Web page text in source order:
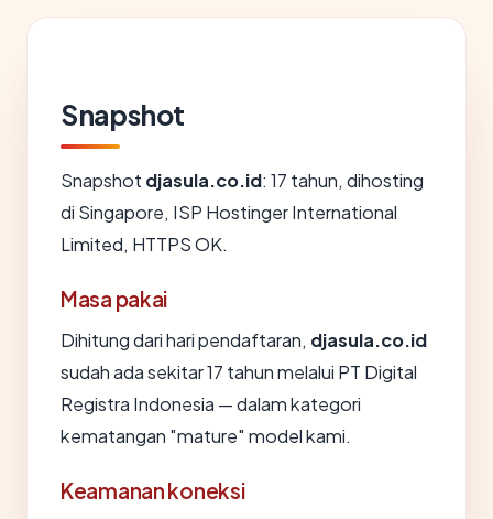
Snapshot
Snapshot djasula.co.id: 17 tahun, dihosting
di Singapore, ISP Hostinger International
Limited, HTTPS OK.
Masa pakai
Dihitung dari hari pendaftaran, djasula.co.id
sudah ada sekitar 17 tahun melalui PT Digital
Registra Indonesia — dalam kategori
kematangan "mature" model kami.
Keamanan koneksi